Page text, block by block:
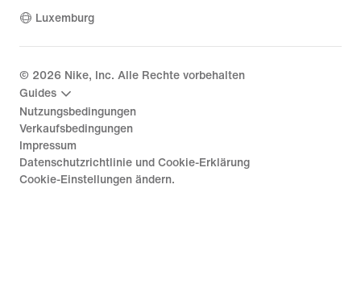
Luxemburg
© 2026 Nike, Inc. Alle Rechte vorbehalten
Guides
Nutzungsbedingungen
Verkaufsbedingungen
Impressum
Datenschutzrichtlinie und Cookie-Erklärung
Cookie-Einstellungen ändern.